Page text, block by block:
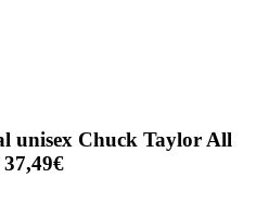
unisex Chuck Taylor All